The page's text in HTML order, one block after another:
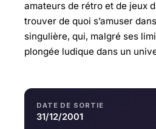
amateurs de rétro et de jeux
trouver de quoi s’amuser
singulière, qui, malgré ses
plongée ludique dans un
DATE DE SORTIE
31/12/2001